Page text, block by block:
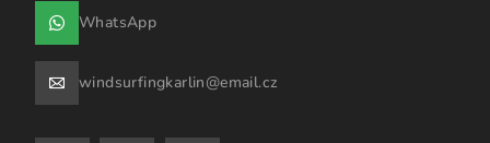
WhatsApp
windsurfingkarlin@email.cz